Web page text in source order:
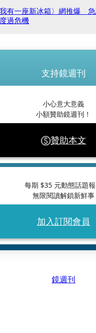
有一座新冰箱〉網推爆
過危機
支持鏡週刊
小心意大意義
小額贊助鏡週刊！
贊助本文
每期 $35 元動態話題
無限閱讀解鎖新鮮事
加入訂閱會員
鏡週刊